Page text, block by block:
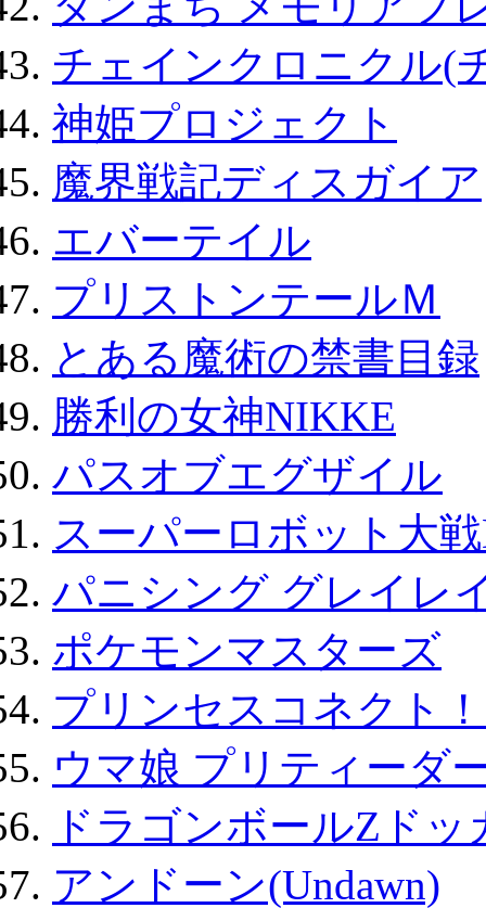
チェインクロニクル(
神姫プロジェクト
魔界戦記ディスガイア
エバーテイル
プリストンテールＭ
とある魔術の禁書目録
勝利の女神NIKKE
パスオブエグザイル
スーパーロボット大
パニシング グレイレ
ポケモンマスターズ
プリンセスコネクト
ウマ娘 プリティーダ
ドラゴンボールZド
アンドーン(Undawn)